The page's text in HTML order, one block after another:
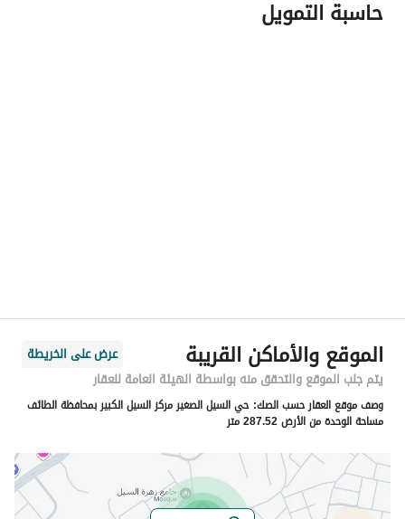
اسم المسؤول
رقم المبنى
3278
الرقم الاضافي
8507
خط العرض
21.514630439879806
خط الطول
40.518101516907386
حاسبة التمويل
الموقع والأماكن القريبة
عرض على الخريطة
يتم جلب الموقع والتحقق منه بواسطة الهيئة العامة للعقار
وصف موقع العقار حسب الصك: حي السيل الصغير مركز السيل الكبير بمحافظة الطائف
مساحة الوحدة من الأرض 287.52 متر